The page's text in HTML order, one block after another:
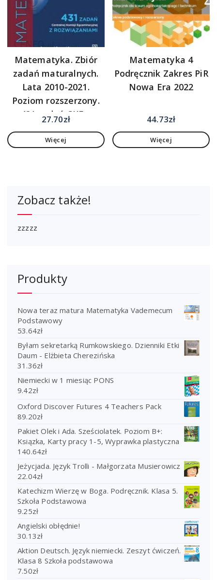
Matematyka. Zbiór
zadań maturalnych.
Lata 2010-2021.
Poziom rozszerzony.
431 zadań CKE z
27.70zł
Więcej
Matematyka 4
Podręcznik Zakres PiR
Nowa Era 2022
44.73zł
Więcej
Zobacz także!
zzzzz
Produkty
Nowa teraz matura Matematyka Vademecum
Podstawowy
53.64zł
Byłam sekretarką Rumkowskiego. Dzienniki Etki
Daum - Elżbieta Cherezińska
31.36zł
Niemiecki w 1 miesiąc PONS
9.42zł
Oxford Discover Futures 4 Teachers Pack
89.20zł
Pakiet Olek i Ada. Sześciolatek. Poziom B+:
Ksiązka, Karty pracy 1-5, Wyprawka plastyczna
140.64zł
Jeżycjada. Język Trolli - Małgorzata Musierowicz
22.04zł
Katechizm Wierzę w Boga. Podręcznik. Klasa 5.
Szkoła Podstawowa
9.25zł
Angielski obłędnie!
30.13zł
Aktion Deutsch. Język niemiecki. Zeszyt ćwiczeń.
Klasa 8 Szkoła podstawowa
7.50zł